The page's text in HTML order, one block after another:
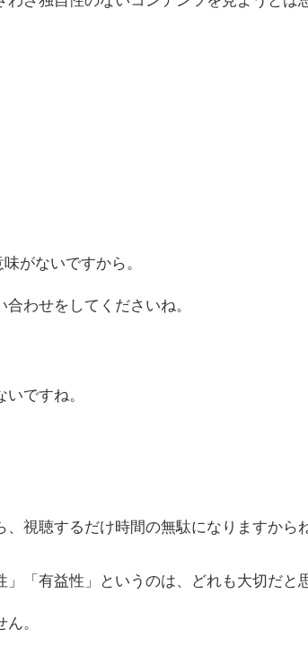
がないですから。
わせをしてくださいね。
ですね。
視聴するだけ時間の無駄になりますからね
「有益性」というのは、どれも大切だと
。